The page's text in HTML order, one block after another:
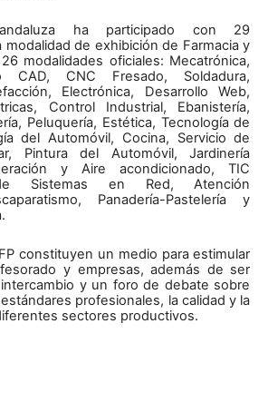
ha participado con 29
de exhibición de Farmacia y
modalidades oficiales: Mecatrónica,
CAD, CNC Fresado, Soldadura,
Electrónica, Desarrollo Web,
Control Industrial, Ebanistería,
Peluquería, Estética, Tecnología de
del Automóvil, Cocina, Servicio de
Pintura del Automóvil, Jardinería
y Aire acondicionado, TIC
Sistemas en Red, Atención
Panadería-Pastelería y
constituyen un medio para estimular
y empresas, además de ser
y un foro de debate sobre
profesionales, la calidad y la
sectores productivos.